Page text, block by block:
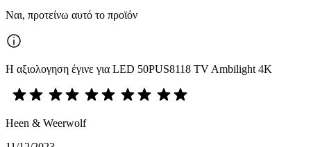
Ναι, προτείνω αυτό το προϊόν
Η αξιολογηση έγινε για LED 50PUS8118 TV Ambilight 4K
Heen & Weerwolf